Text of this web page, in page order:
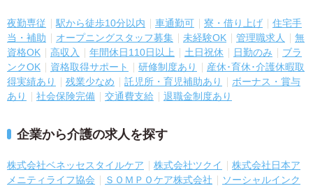
夜勤専従 駅から徒歩10分以内 車通勤可 寮・借り上げ
住宅手
当・補助
オープニングスタッフ募集 未経験OK 管理職求人
無
資格OK
高収入 年間休日110日以上 土日祝休 日勤のみ
ブラ
ンクOK
資格取得サポート 研修制度あり
産休･育休･介護休暇取
得実績あり
残業少なめ 託児所・育児補助あり
ボーナス・賞与
あり
社会保険完備 交通費支給 退職金制度あり
企業から介護の求人を探す
株式会社ベネッセスタイルケア 株式会社ツクイ
株式会社日本ア
メニティライフ協会
ＳＯＭＰＯケア株式会社
ソーシャルインク